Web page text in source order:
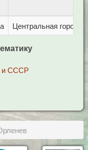
Центральная
и СССР